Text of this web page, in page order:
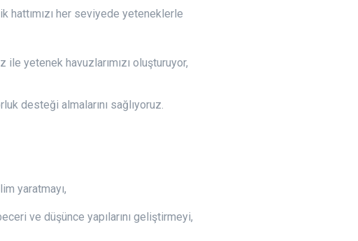
her seviyede yeteneklerle
yetenek havuzlarımızı oluşturuyor,
desteği almalarını sağlıyoruz.
yaratmayı,
ve düşünce yapılarını geliştirmeyi,